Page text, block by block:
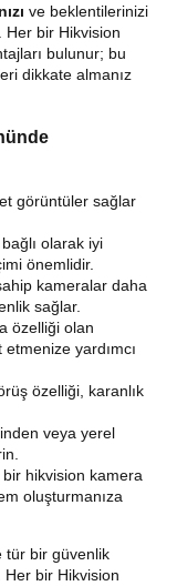
ve beklentilerinizi
Her bir Hikvision
bulunur; bu
dikkate almanız
görüntüler sağlar
olarak iyi
önemlidir.
kameralar daha
sağlar.
özelliği olan
yardımcı
özelliği, karanlık
veya yerel
hikvision kamera
oluşturmanıza
tür bir güvenlik
bir Hikvision